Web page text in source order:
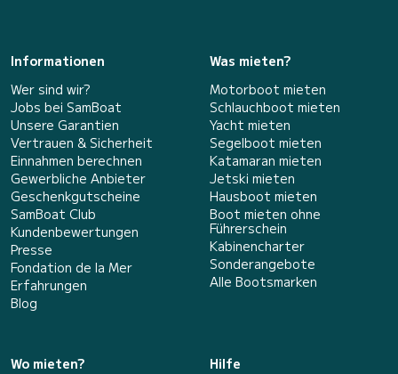
Informationen
Wer sind wir?
Jobs bei SamBoat
Unsere Garantien
Vertrauen & Sicherheit
Einnahmen berechnen
Gewerbliche Anbieter
Geschenkgutscheine
SamBoat Club
Kundenbewertungen
Presse
Fondation de la Mer
Erfahrungen
Blog
Was mieten?
Motorboot mieten
Schlauchboot mieten
Yacht mieten
Segelboot mieten
Katamaran mieten
Jetski mieten
Hausboot mieten
Boot mieten ohne
Führerschein
Kabinencharter
Sonderangebote
Alle Bootsmarken
Wo mieten?
Hilfe